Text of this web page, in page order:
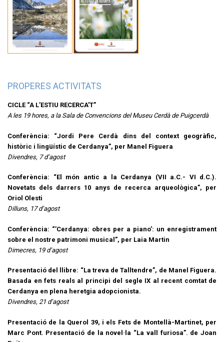
PROPERES ACTIVITATS
CICLE “A L’ESTIU RECERCA’T”
A les 19 hores, a la Sala de Convencions del Museu Cerdà de Puigcerdà
Conferència: “Jordi Pere Cerdà dins del context geogràfic,
històric i lingüístic de Cerdanya”, per Manel Figuera
Divendres, 7 d’agost
Conferència: “El món antic a la Cerdanya (VII a.C.- VI d.C.).
Novetats dels darrers 10 anys de recerca arqueològica”, per
Oriol Olesti
Dilluns, 17 d’agost
Conferència: “’Cerdanya: obres per a piano’: un enregistrament
sobre el nostre patrimoni musical”, per Laia Martin
Dimecres, 19 d’agost
Presentació del llibre: “La treva de Talltendre”, de Manel Figuera.
Basada en fets reals al principi del segle IX al recent comtat de
Cerdanya en plena heretgia adopcionista.
Divendres, 21 d’agost
Presentació de la Querol 39, i els Fets de Montellà-Martinet, per
Marc Pont. Presentació de la novel·la “La vall furiosa”. de Joan